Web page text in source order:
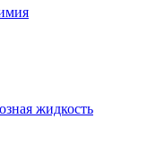
жидкость